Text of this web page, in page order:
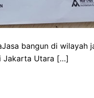
bangun di wilayah
Jakarta Utara […]